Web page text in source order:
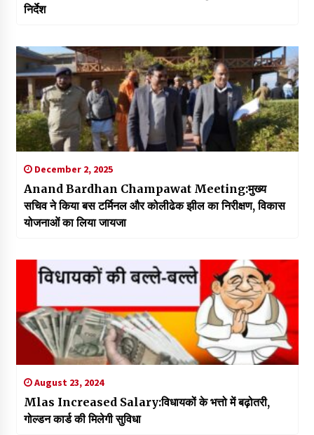
निर्देश
December 2, 2025
Anand Bardhan Champawat Meeting:मुख्य
सचिव ने किया बस टर्मिनल और कोलीढेक झील का निरीक्षण, विकास
योजनाओं का लिया जायजा
August 23, 2024
Mlas Increased Salary:विधायकों के भत्तो में बढ़ोतरी,
गोल्डन कार्ड की मिलेगी सुविधा